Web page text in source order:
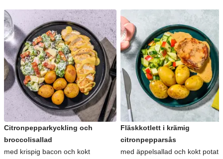
Citronpepparkyckling och
broccolisallad
med krispig bacon och kokt
Fläskkotlett i krämig
citronpepparsås
med äppelsallad och kokt potatis